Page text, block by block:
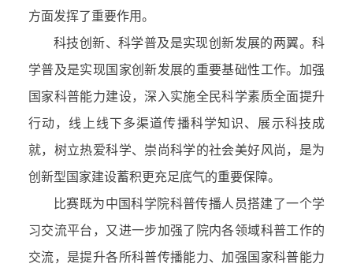
方面发挥了重要作用。
科技创新、科学普及是实现创新发展的两翼。科
学普及是实现国家创新发展的重要基础性工作。加强
国家科普能力建设，深入实施全民科学素质全面提升
行动，线上线下多渠道传播科学知识、展示科技成
就，树立热爱科学、崇尚科学的社会美好风尚，是为
创新型国家建设蓄积更充足底气的重要保障。
比赛既为中国科学院科普传播人员搭建了一个学
习交流平台，又进一步加强了院内各领域科普工作的
交流，是提升各所科普传播能力、加强国家科普能力